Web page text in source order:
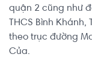
quận 2 cũng như
THCS Bình
theo trục đường
Của.